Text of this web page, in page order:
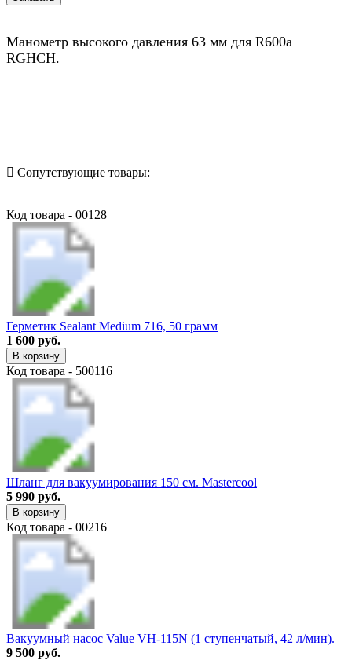
Манометр высокого давления 63 мм для R600a
RGHCH.
Сопутствующие товары:
Код товара - 00128
Герметик Sealant Medium 716, 50 грамм
1 600 руб.
В корзину
Код товара - 500116
Шланг для вакуумирования 150 см. Mastercool
5 990 руб.
В корзину
Код товара - 00216
Вакуумный насос Value VH-115N (1 ступенчатый, 42 л/мин).
9 500 руб.